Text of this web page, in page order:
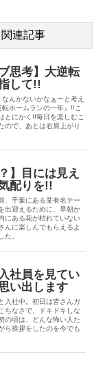
関連記事
思考】大逆転
して!!
んかないかなぁーと考え
ホームランの一年』!!こ
とにかく!!毎日を楽しむこ
ので、あとは右肩上がり
】目には見え
配りを!!
、千葉にある某有名テー
出迎えるために、早朝か
にある花が枯れていない
んに楽しんでもらえるよ
た。
社員を見てい
い出します
入社中。初日は皆さんガ
ちなさで、ドキドキしな
の頃は、どんな怖い人た
ら挨拶をしたのを今でも